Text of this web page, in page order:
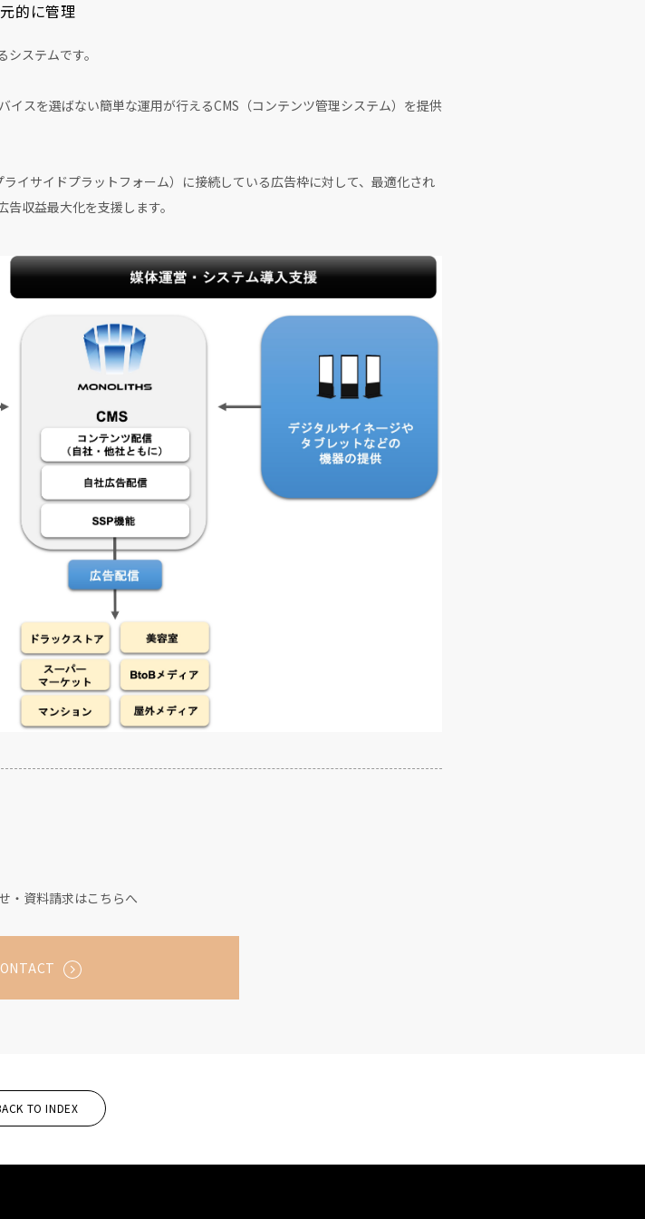
的に管理
ステムです。
スを選ばない簡単な運用が行えるCMS（コンテンツ管理システム）を提供
イサイドプラットフォーム）に接続している広告枠に対して、最適化され
収益最大化を支援します。
・資料請求はこちらへ
TO INDEX